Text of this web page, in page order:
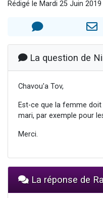
12
Rédigé le Mardi 25 Juin 2019
La question de
Chavou'a Tov,
Est-ce que la femme
mari, par exemple pour
Merci.
La réponse de